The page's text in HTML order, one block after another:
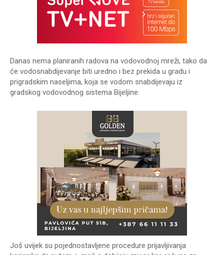
Danas nema planiranih radova na vodovodnoj mreži, tako da
će vodosnabdijevanje biti uredno i bez prekida u gradu i
prigradskim naseljima, koja se vodom snabdijevaju iz
gradskog vodovodnog sistema Bijeljine.
Još uvijek su pojednostavljene procedure prijavljivanja